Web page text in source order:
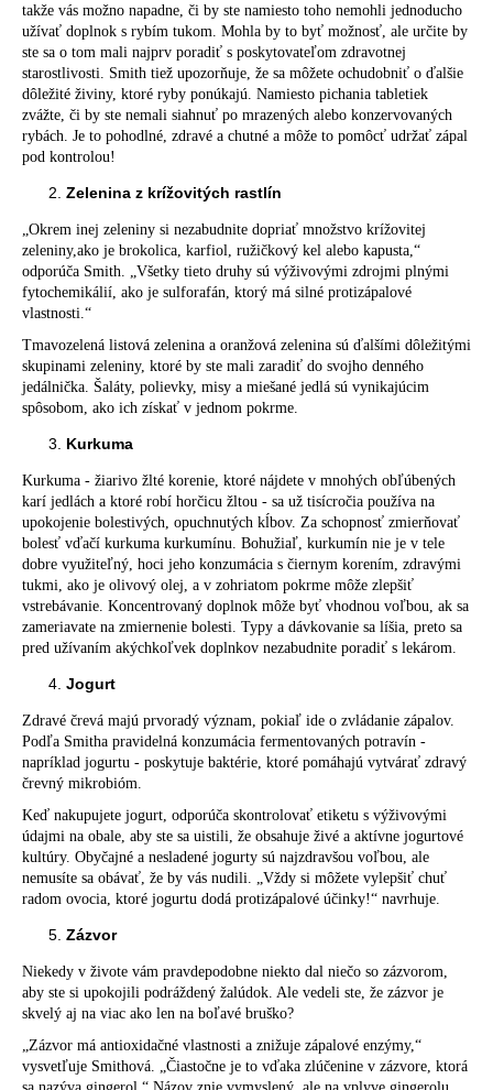
takže vás možno napadne, či by ste namiesto toho nemohli jednoducho
užívať doplnok s rybím tukom. Mohla by to byť možnosť, ale určite by
ste sa o tom mali najprv poradiť s poskytovateľom zdravotnej
starostlivosti. Smith tiež upozorňuje, že sa môžete ochudobniť o ďalšie
dôležité živiny, ktoré ryby ponúkajú. Namiesto pichania tabletiek
zvážte, či by ste nemali siahnuť po mrazených alebo konzervovaných
rybách. Je to pohodlné, zdravé a chutné a môže to pomôcť udržať zápal
pod kontrolou!
Zelenina z krížovitých rastlín
„Okrem inej zeleniny si nezabudnite dopriať množstvo krížovitej
zeleniny,ako je brokolica, karfiol, ružičkový kel alebo kapusta,“
odporúča Smith. „Všetky tieto druhy sú výživovými zdrojmi plnými
fytochemikálií, ako je sulforafán, ktorý má silné protizápalové
vlastnosti.“
Tmavozelená listová zelenina a oranžová zelenina sú ďalšími dôležitými
skupinami zeleniny, ktoré by ste mali zaradiť do svojho denného
jedálnička. Šaláty, polievky, misy a miešané jedlá sú vynikajúcim
spôsobom, ako ich získať v jednom pokrme.
Kurkuma
Kurkuma - žiarivo žlté korenie, ktoré nájdete v mnohých obľúbených
karí jedlách a ktoré robí horčicu žltou - sa už tisícročia používa na
upokojenie bolestivých, opuchnutých kĺbov. Za schopnosť zmierňovať
bolesť vďačí kurkuma kurkumínu. Bohužiaľ, kurkumín nie je v tele
dobre využiteľný, hoci jeho konzumácia s čiernym korením, zdravými
tukmi, ako je olivový olej, a v zohriatom pokrme môže zlepšiť
vstrebávanie. Koncentrovaný doplnok môže byť vhodnou voľbou, ak sa
zameriavate na zmiernenie bolesti. Typy a dávkovanie sa líšia, preto sa
pred užívaním akýchkoľvek doplnkov nezabudnite poradiť s lekárom.
Jogurt
Zdravé črevá majú prvoradý význam, pokiaľ ide o zvládanie zápalov.
Podľa Smitha pravidelná konzumácia fermentovaných potravín -
napríklad jogurtu - poskytuje baktérie, ktoré pomáhajú vytvárať zdravý
črevný mikrobióm.
Keď nakupujete jogurt, odporúča skontrolovať etiketu s výživovými
údajmi na obale, aby ste sa uistili, že obsahuje živé a aktívne jogurtové
kultúry. Obyčajné a nesladené jogurty sú najzdravšou voľbou, ale
nemusíte sa obávať, že by vás nudili. „Vždy si môžete vylepšiť chuť
radom ovocia, ktoré jogurtu dodá protizápalové účinky!“ navrhuje.
Zázvor
Niekedy v živote vám pravdepodobne niekto dal niečo so zázvorom,
aby ste si upokojili podráždený žalúdok. Ale vedeli ste, že zázvor je
skvelý aj na viac ako len na boľavé bruško?
„Zázvor má antioxidačné vlastnosti a znižuje zápalové enzýmy,“
vysvetľuje Smithová. „Čiastočne je to vďaka zlúčenine v zázvore, ktorá